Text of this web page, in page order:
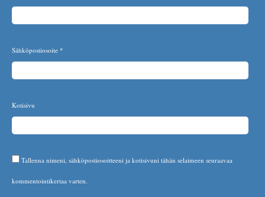
Sähköpostiosoite *
Kotisivu
Tallenna nimeni, sähköpostiosoitteeni ja kotisivuni tähän selaimeen seuraavaa
kommentointikertaa varten.